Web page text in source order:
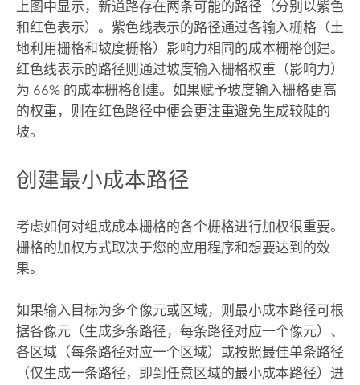
上图中显示，新道路存在两条可能的路径（分别以紫色
和红色表示）。紫色线表示的路径通过各输入栅格（土
地利用栅格和坡度栅格）影响力相同的成本栅格创建。
红色线表示的路径则通过坡度输入栅格权重（影响力）
为 66% 的成本栅格创建。如果赋予坡度输入栅格更高
的权重，则在红色路径中便会更注重避免生成较陡的
坡。
创建最小成本路径
考虑如何对组成成本栅格的各个栅格进行加权很重要。
栅格的加权方式取决于您的应用程序和想要达到的效
果。
如果输入目标为多个像元或区域，则最小成本路径可根
据各像元（生成多条路径，每条路径对应一个像元）、
各区域（每条路径对应一个区域）或按照最佳单条路径
（仅生成一条路径，即到任意区域的最小成本路径）进